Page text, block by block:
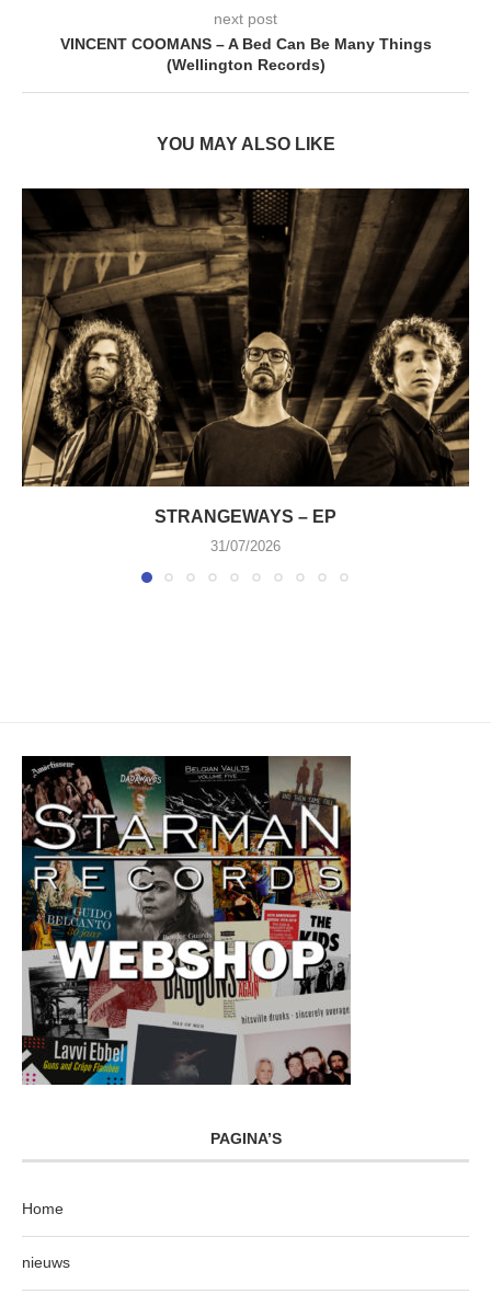
next post
VINCENT COOMANS – A Bed Can Be Many Things
(Wellington Records)
YOU MAY ALSO LIKE
STRANGEWAYS – EP
31/07/2026
PAGINA’S
Home
nieuws